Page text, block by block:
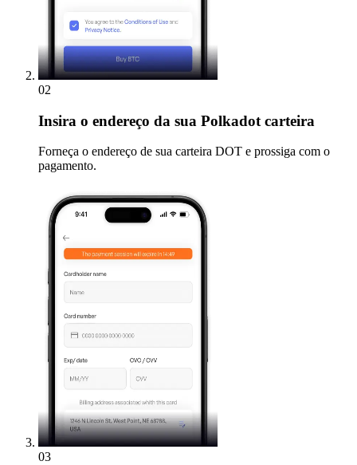
02
Insira o endereço da sua Polkadot carteira
Forneça o endereço de sua carteira DOT e prossiga com o
pagamento.
03